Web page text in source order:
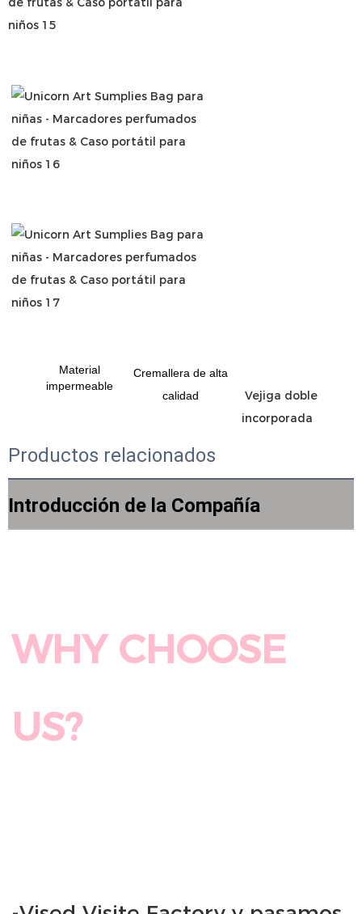
Material
impermeable
Cremallera de alta
calidad
Vejiga doble
Productos relacionados
Introducción de la Compañía
WHY CHOOSE